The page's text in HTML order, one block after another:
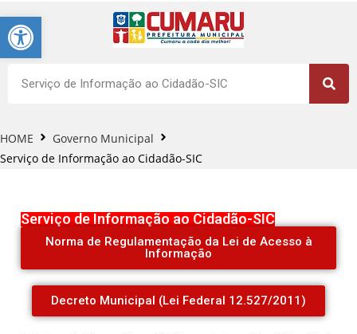
Barra de Ferramentas Aberta
HOME
Governo Municipal
Serviço de Informação ao Cidadão-SIC
Serviço de Informação ao Cidadão-SIC
Norma de Regulamentação da Lei de Acesso à
Informação
Decreto Municipal (Lei Federal 12.527/2011)